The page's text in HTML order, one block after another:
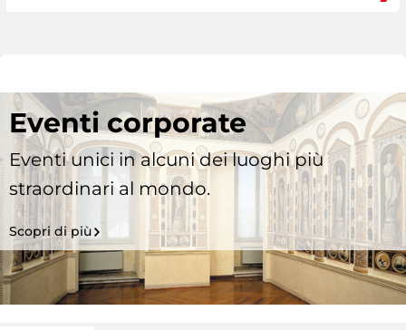
Eventi corporate
Eventi unici in alcuni dei luoghi più
straordinari al mondo.
Scopri di più